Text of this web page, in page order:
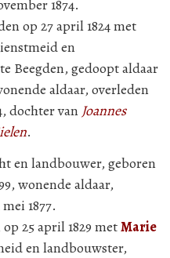
1874.
op 27 april 1824 met
en
Beegden, gedoopt aldaar
aldaar, overleden
dochter van Joannes
.
en landbouwer, geboren
wonende aldaar,
1877.
25 april 1829 metMarie
en landbouwster,